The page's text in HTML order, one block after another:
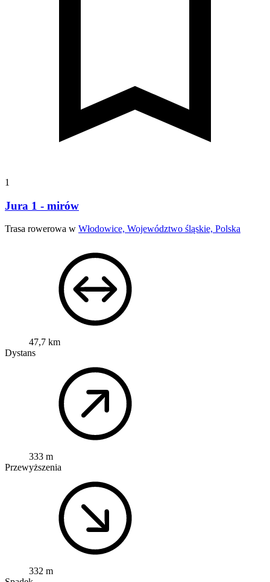
1
Jura 1 - mirów
Trasa rowerowa w Włodowice, Województwo śląskie, Polska
47,7 km
Dystans
333 m
Przewyższenia
332 m